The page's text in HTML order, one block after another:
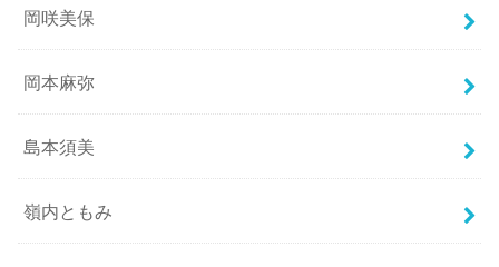
岡咲美保
岡本麻弥
島本須美
嶺内ともみ